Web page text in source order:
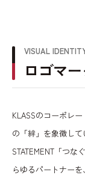
VISUAL
ロゴマ
KLASSのコーポレ
の「絆」を象徴して
STATEMENT「つな
らゆるパートナーを